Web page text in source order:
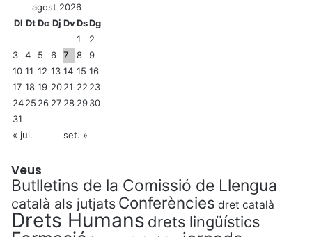
agost 2026
Dl DtDc Dj DvDsDg
1
2
3
4 5 6 7 8
9
10 11 12 13 14 15 16
17 18 19 2021 22 23
2425 26 27 28 2930
31
« jul.
set. »
Veus
Butlletins de la Comissió de Llengua
català als jutjats Conferències dret català
Drets Humans drets lingüístics